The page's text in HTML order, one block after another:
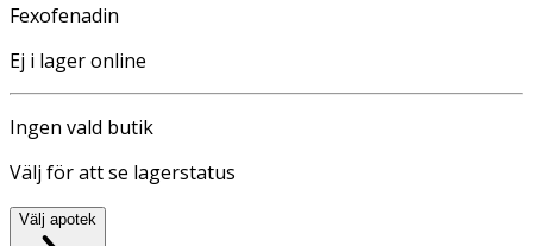
Fexofenadin
Ej i lager online
Ingen vald butik
Välj för att se lagerstatus
Välj apotek